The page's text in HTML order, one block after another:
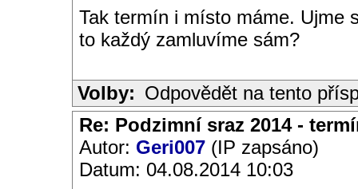
Tak termín i místo máme. Ujme
to každý zamluvíme sám?
Volby: Odpovědět na tento
Re: Podzimní sraz 2014 -
Autor: Geri007 (IP zapsáno)
Datum: 04.08.2014 10:03